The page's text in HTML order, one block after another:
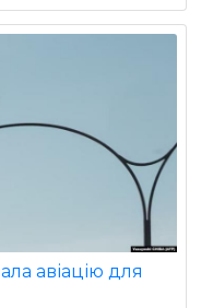
авіацію для